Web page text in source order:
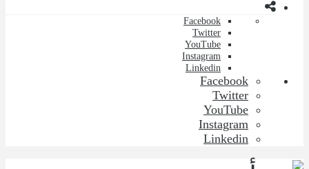
Facebook
Twitter
YouTube
Instagram
Linkedin
Facebook
Twitter
YouTube
Instagram
Linkedin